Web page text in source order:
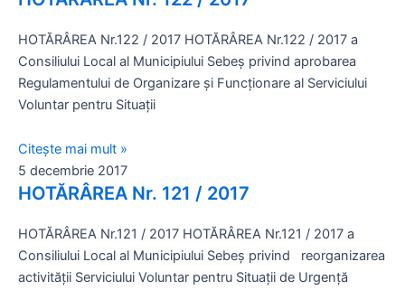
HOTĂRÂREA Nr.122 / 2017 HOTĂRÂREA Nr.122 / 2017 a
Consiliului Local al Municipiului Sebeş privind aprobarea
Regulamentului de Organizare şi Funcţionare al Serviciului
Voluntar pentru Situaţii
Citește mai mult »
5 decembrie 2017
HOTĂRÂREA Nr. 121 / 2017
HOTĂRÂREA Nr.121 / 2017 HOTĂRÂREA Nr.121 / 2017 a
Consiliului Local al Municipiului Sebeş privind reorganizarea
activităţii Serviciului Voluntar pentru Situații de Urgență